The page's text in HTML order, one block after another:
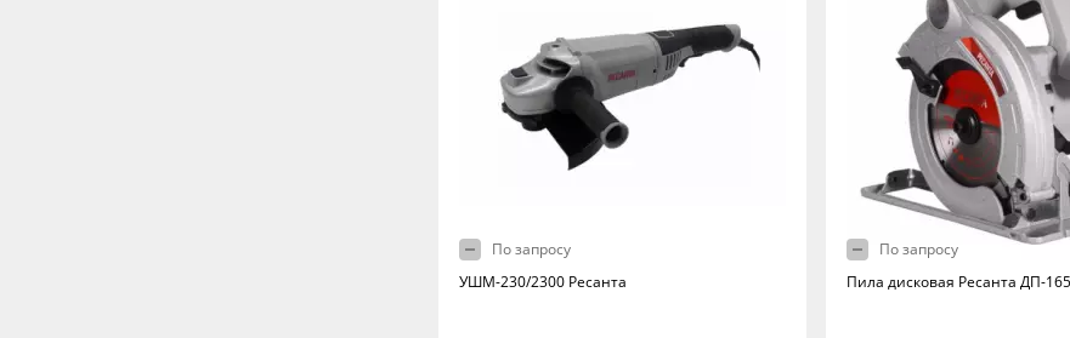
По запросу
УШМ-230/2300 Ресанта
По запросу
Пила дисковая Ресанта ДП-